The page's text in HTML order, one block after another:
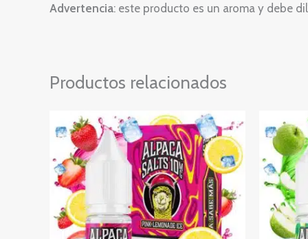
Advertencia: este producto es un aroma y debe
Productos relacionados
Rango
de
precios:
desde
4,16 €
hasta
4,81 €
Este
producto
tiene
múltiples
variantes.